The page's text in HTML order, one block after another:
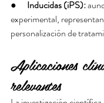
● Inducidas (iPS):
experimental,
personalización de
Aplicaciones
relevantes